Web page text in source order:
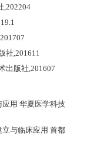
,202204
社,201611
出版社,201607
用 华夏医学科技
与临床应用 首都